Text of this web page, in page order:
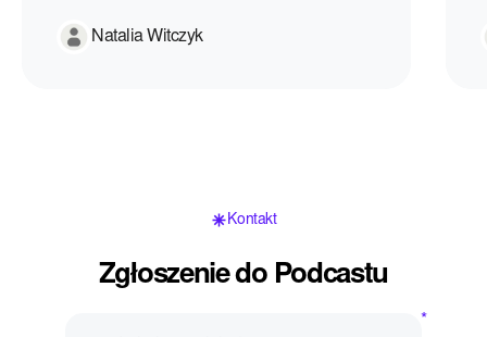
Natalia Witczyk
Kontakt
Zgłoszenie do Podcastu